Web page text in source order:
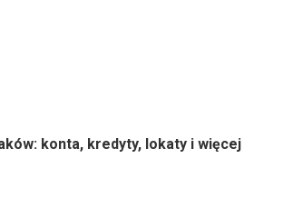
konta, kredyty, lokaty i więcej